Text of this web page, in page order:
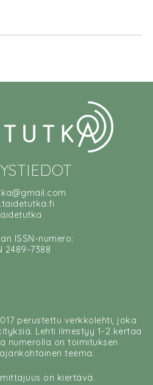
ISSN-numero:
2489-7388
perustettu verkkolehti, joka
Lehti ilmestyy 1-2 kertaa
numerolla on toimituksen
teema.
on kiertävä.